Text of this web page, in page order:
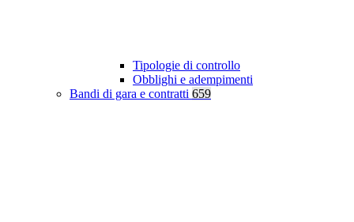
Tipologie di controllo
Obblighi e adempimenti
Bandi di gara e contratti 659